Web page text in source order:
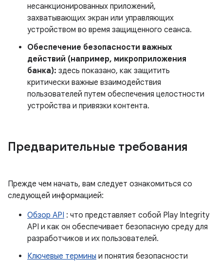
несанкционированных приложений,
захватывающих экран или управляющих
устройством во время защищенного сеанса.
Обеспечение безопасности важных
действий (например, микроприложения
банка): здесь показано, как защитить
критически важные взаимодействия
пользователей путем обеспечения целостности
устройства и привязки контента.
Предварительные требования
Прежде чем начать, вам следует ознакомиться со
следующей информацией:
Обзор API : что представляет собой Play Integrity
API и как он обеспечивает безопасную среду для
разработчиков и их пользователей.
Ключевые термины и понятия безопасности